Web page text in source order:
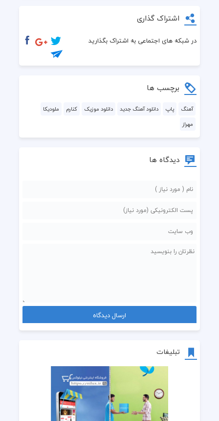
تبلیغات
اشتراک گذاری
در شبکه های اجتماعی به اشتراک بگذارید
برچسب ها
آهنگ پاپ دانلود آهنگ جدید دانلود موزیک کنارم
ملودیکا
مهراز
دیدگاه ها